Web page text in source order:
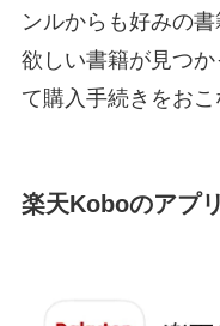
ンルからも好みの書
欲しい書籍が見つ
て購入手続きをおこ
楽天Koboのアプ